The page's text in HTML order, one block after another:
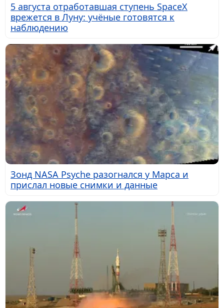
5 августа отработавшая ступень SpaceX
врежется в Луну: учёные готовятся к
наблюдению
Зонд NASA Psyche разогнался у Марса и
прислал новые снимки и данные